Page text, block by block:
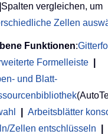
Spalten vergleichen, um
Zellen
Funktionen:
Formelleiste
und Blatt-
Arbeitsblätter
Zellen entschlüsseln